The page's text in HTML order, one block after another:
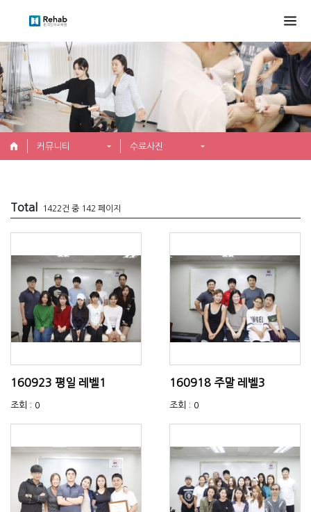
커뮤니티 수료사진
Total 1422건 중 142 페이지
160923 평일 레벨1
조회 : 0
160918 주말 레벨3
조회 : 0